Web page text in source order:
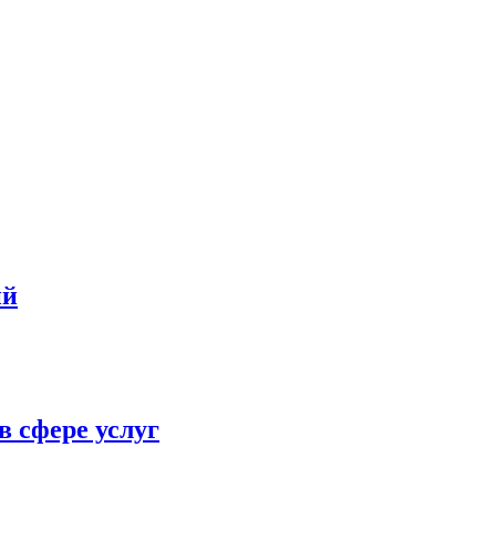
сфере услуг